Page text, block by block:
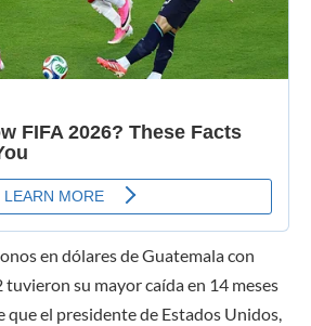
en dólares de Guatemala con
su mayor caída en 14 meses
que el presidente de Estados Unidos,